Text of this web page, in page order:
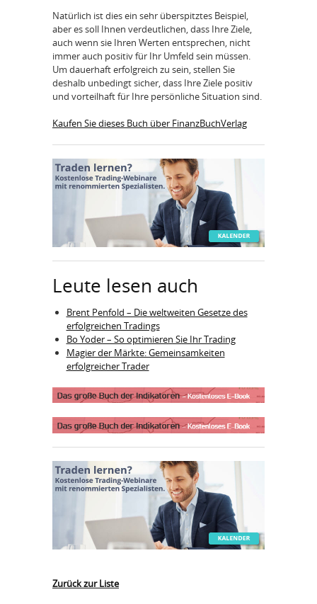
Natürlich ist dies ein sehr überspitztes Beispiel,
aber es soll Ihnen verdeutlichen, dass Ihre Ziele,
auch wenn sie Ihren Werten entsprechen, nicht
immer auch positiv für Ihr Umfeld sein müssen.
Um dauerhaft erfolgreich zu sein, stellen Sie
deshalb unbedingt sicher, dass Ihre Ziele positiv
und vorteilhaft für Ihre persönliche Situation sind.
Kaufen Sie dieses Buch über FinanzBuchVerlag
Leute lesen auch
Brent Penfold – Die weltweiten Gesetze des
erfolgreichen Tradings
Bo Yoder – So optimieren Sie Ihr Trading
Magier der Märkte: Gemeinsamkeiten
erfolgreicher Trader
Zurück zur Liste